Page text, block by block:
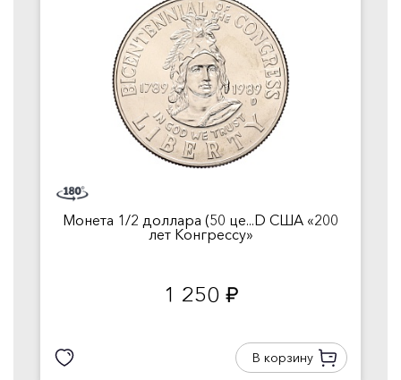
Монета 1/2 доллара (50 це...D США «200
лет Конгрессу»
1 250 руб.
В корзину